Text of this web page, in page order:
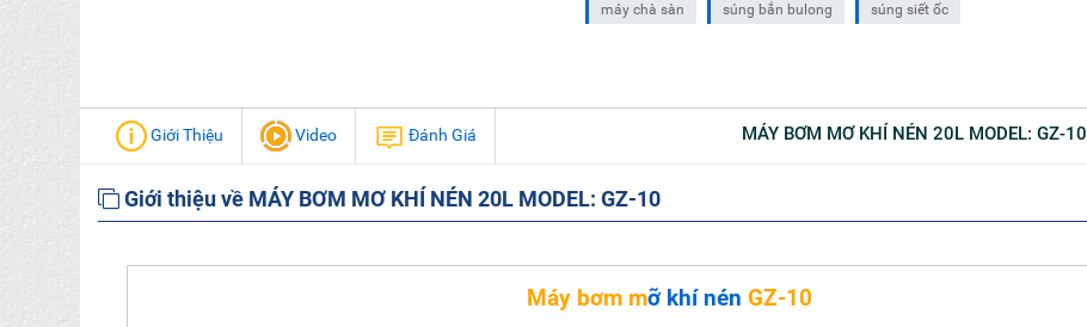
máy chà sàn
súng bắn bulong súng siết ốc
Giới Thiệu Video Đánh Giá MÁY BƠM MƠ KHÍ NÉN 20L MODEL: GZ-10
Giới thiệu về MÁY BƠM MƠ KHÍ NÉN 20L MODEL: GZ-10
Máy bơm mỡ khí nén GZ-10